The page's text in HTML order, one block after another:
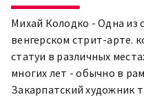
Михай Колодко - Одна из
венгерском стрит-арте.
статуи в различных
многих лет - обычно в
Закарпатский художник